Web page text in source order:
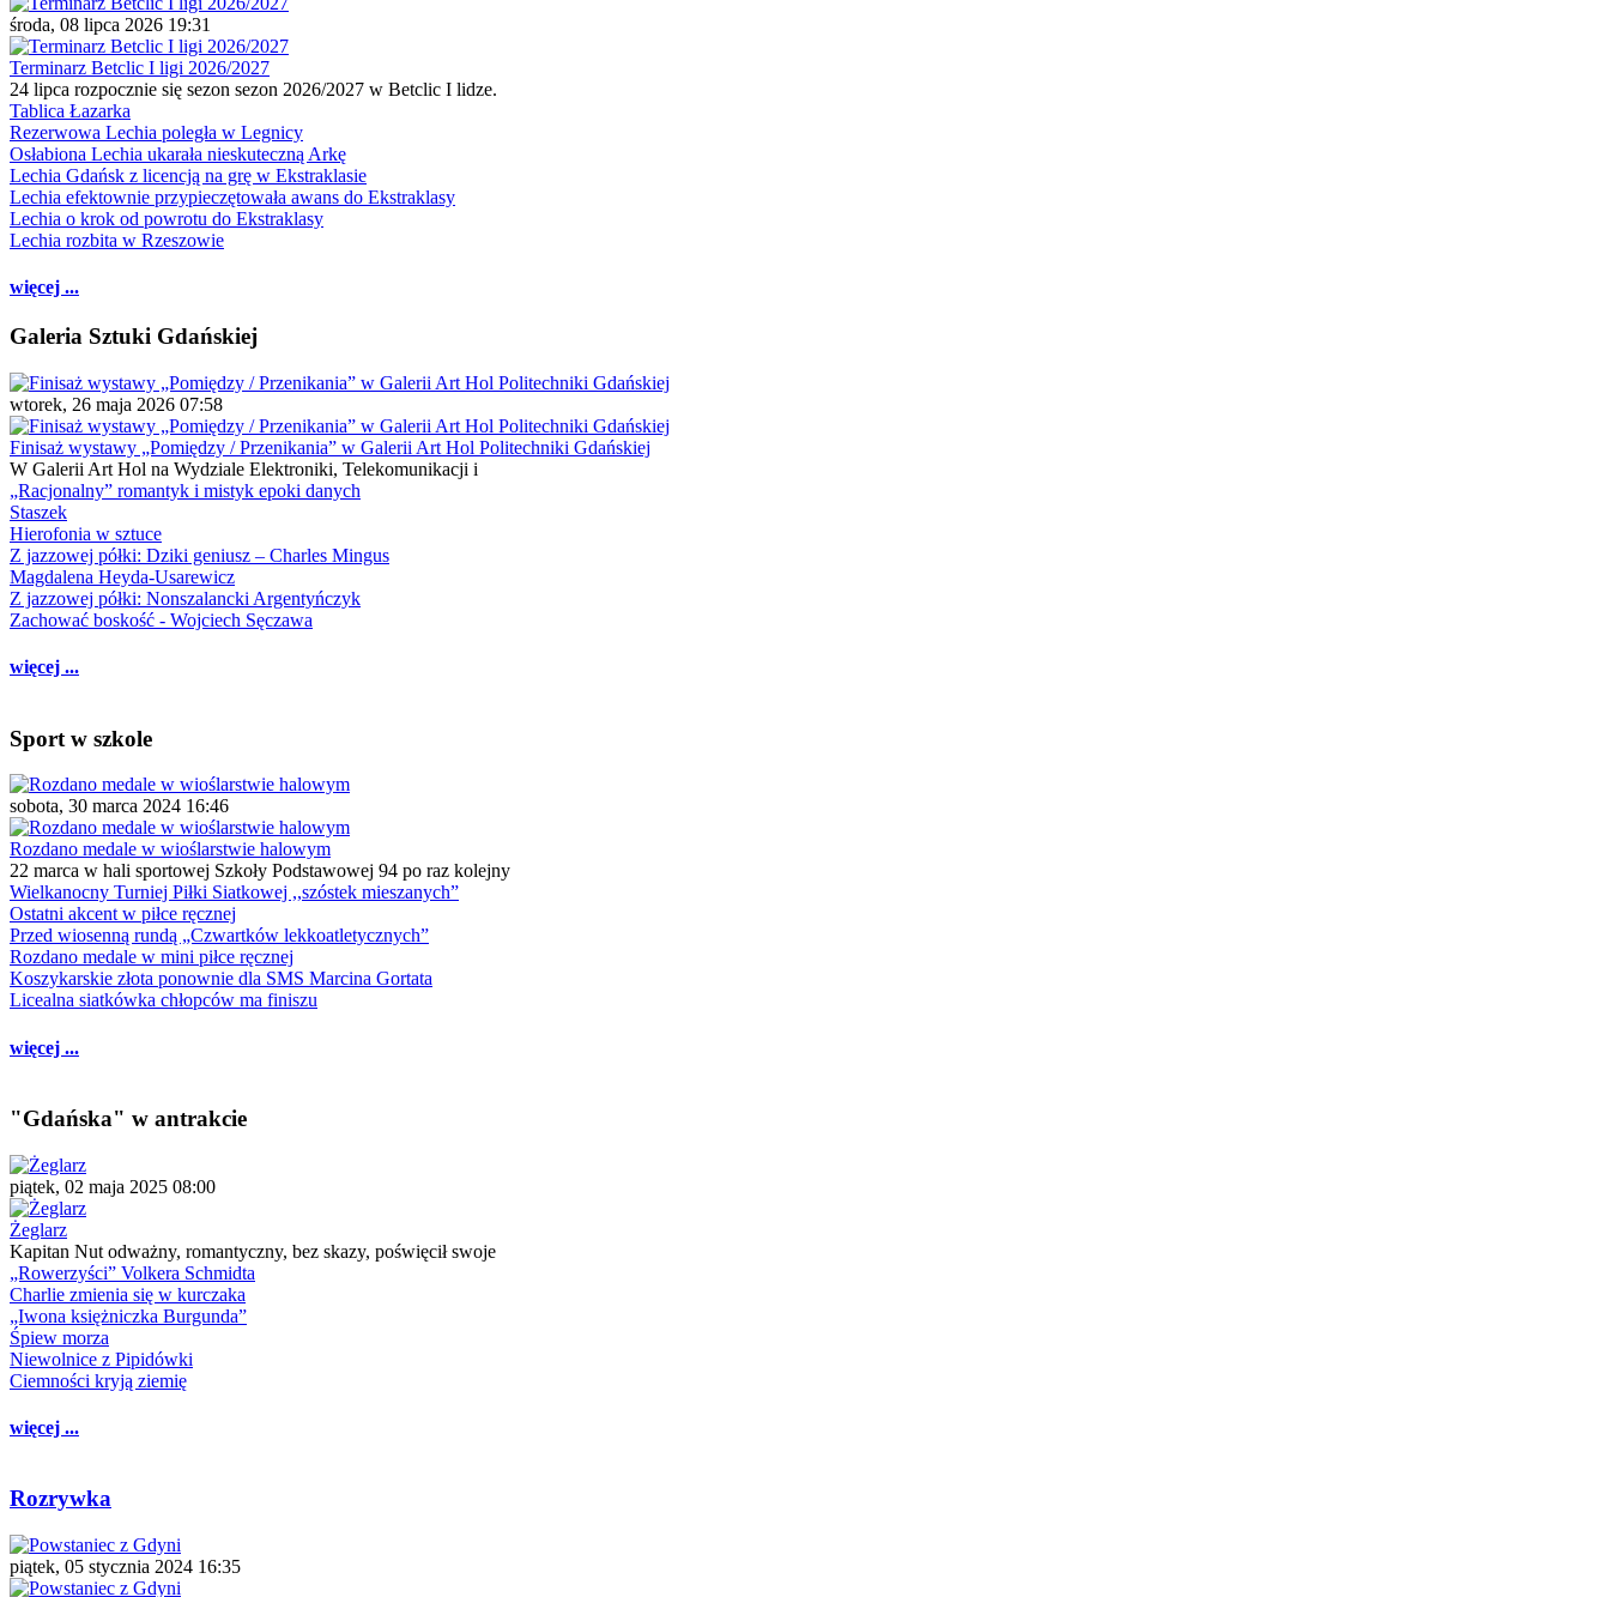
środa, 08 lipca 2026 19:31
Terminarz Betclic I ligi 2026/2027
24 lipca rozpocznie się sezon sezon 2026/2027 w Betclic I lidze.
Tablica Łazarka
Rezerwowa Lechia poległa w Legnicy
Osłabiona Lechia ukarała nieskuteczną Arkę
Lechia Gdańsk z licencją na grę w Ekstraklasie
Lechia efektownie przypieczętowała awans do Ekstraklasy
Lechia o krok od powrotu do Ekstraklasy
Lechia rozbita w Rzeszowie
więcej ...
Galeria Sztuki Gdańskiej
wtorek, 26 maja 2026 07:58
Finisaż wystawy „Pomiędzy / Przenikania” w Galerii Art Hol Politechniki Gdańskiej
W Galerii Art Hol na Wydziale Elektroniki, Telekomunikacji i
„Racjonalny” romantyk i mistyk epoki danych
Staszek
Hierofonia w sztuce
Z jazzowej półki: Dziki geniusz – Charles Mingus
Magdalena Heyda-Usarewicz
Z jazzowej półki: Nonszalancki Argentyńczyk
Zachować boskość - Wojciech Sęczawa
więcej ...
Sport w szkole
sobota, 30 marca 2024 16:46
Rozdano medale w wioślarstwie halowym
22 marca w hali sportowej Szkoły Podstawowej 94 po raz kolejny
Wielkanocny Turniej Piłki Siatkowej ,,szóstek mieszanych”
Ostatni akcent w piłce ręcznej
Przed wiosenną rundą „Czwartków lekkoatletycznych”
Rozdano medale w mini piłce ręcznej
Koszykarskie złota ponownie dla SMS Marcina Gortata
Licealna siatkówka chłopców ma finiszu
więcej ...
"Gdańska" w antrakcie
piątek, 02 maja 2025 08:00
Żeglarz
Kapitan Nut odważny, romantyczny, bez skazy, poświęcił swoje
„Rowerzyści” Volkera Schmidta
Charlie zmienia się w kurczaka
„Iwona księżniczka Burgunda”
Śpiew morza
Niewolnice z Pipidówki
Ciemności kryją ziemię
więcej ...
Rozrywka
piątek, 05 stycznia 2024 16:35